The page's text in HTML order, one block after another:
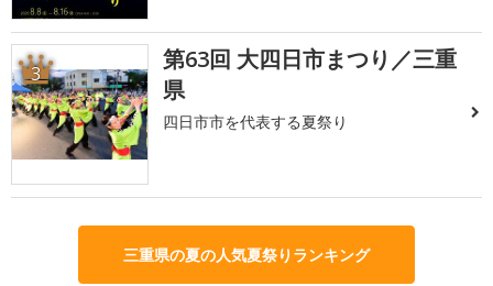
3
第63回 大四日市まつり／三重
県
四日市市を代表する夏祭り
三重県の夏の人気夏祭りランキング